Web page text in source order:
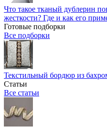
Что такое тканый дублерин
жесткости? Где и как его
Готовые подборки
Все подборки
Текстильный бордюр из
Статьи
Все статьи